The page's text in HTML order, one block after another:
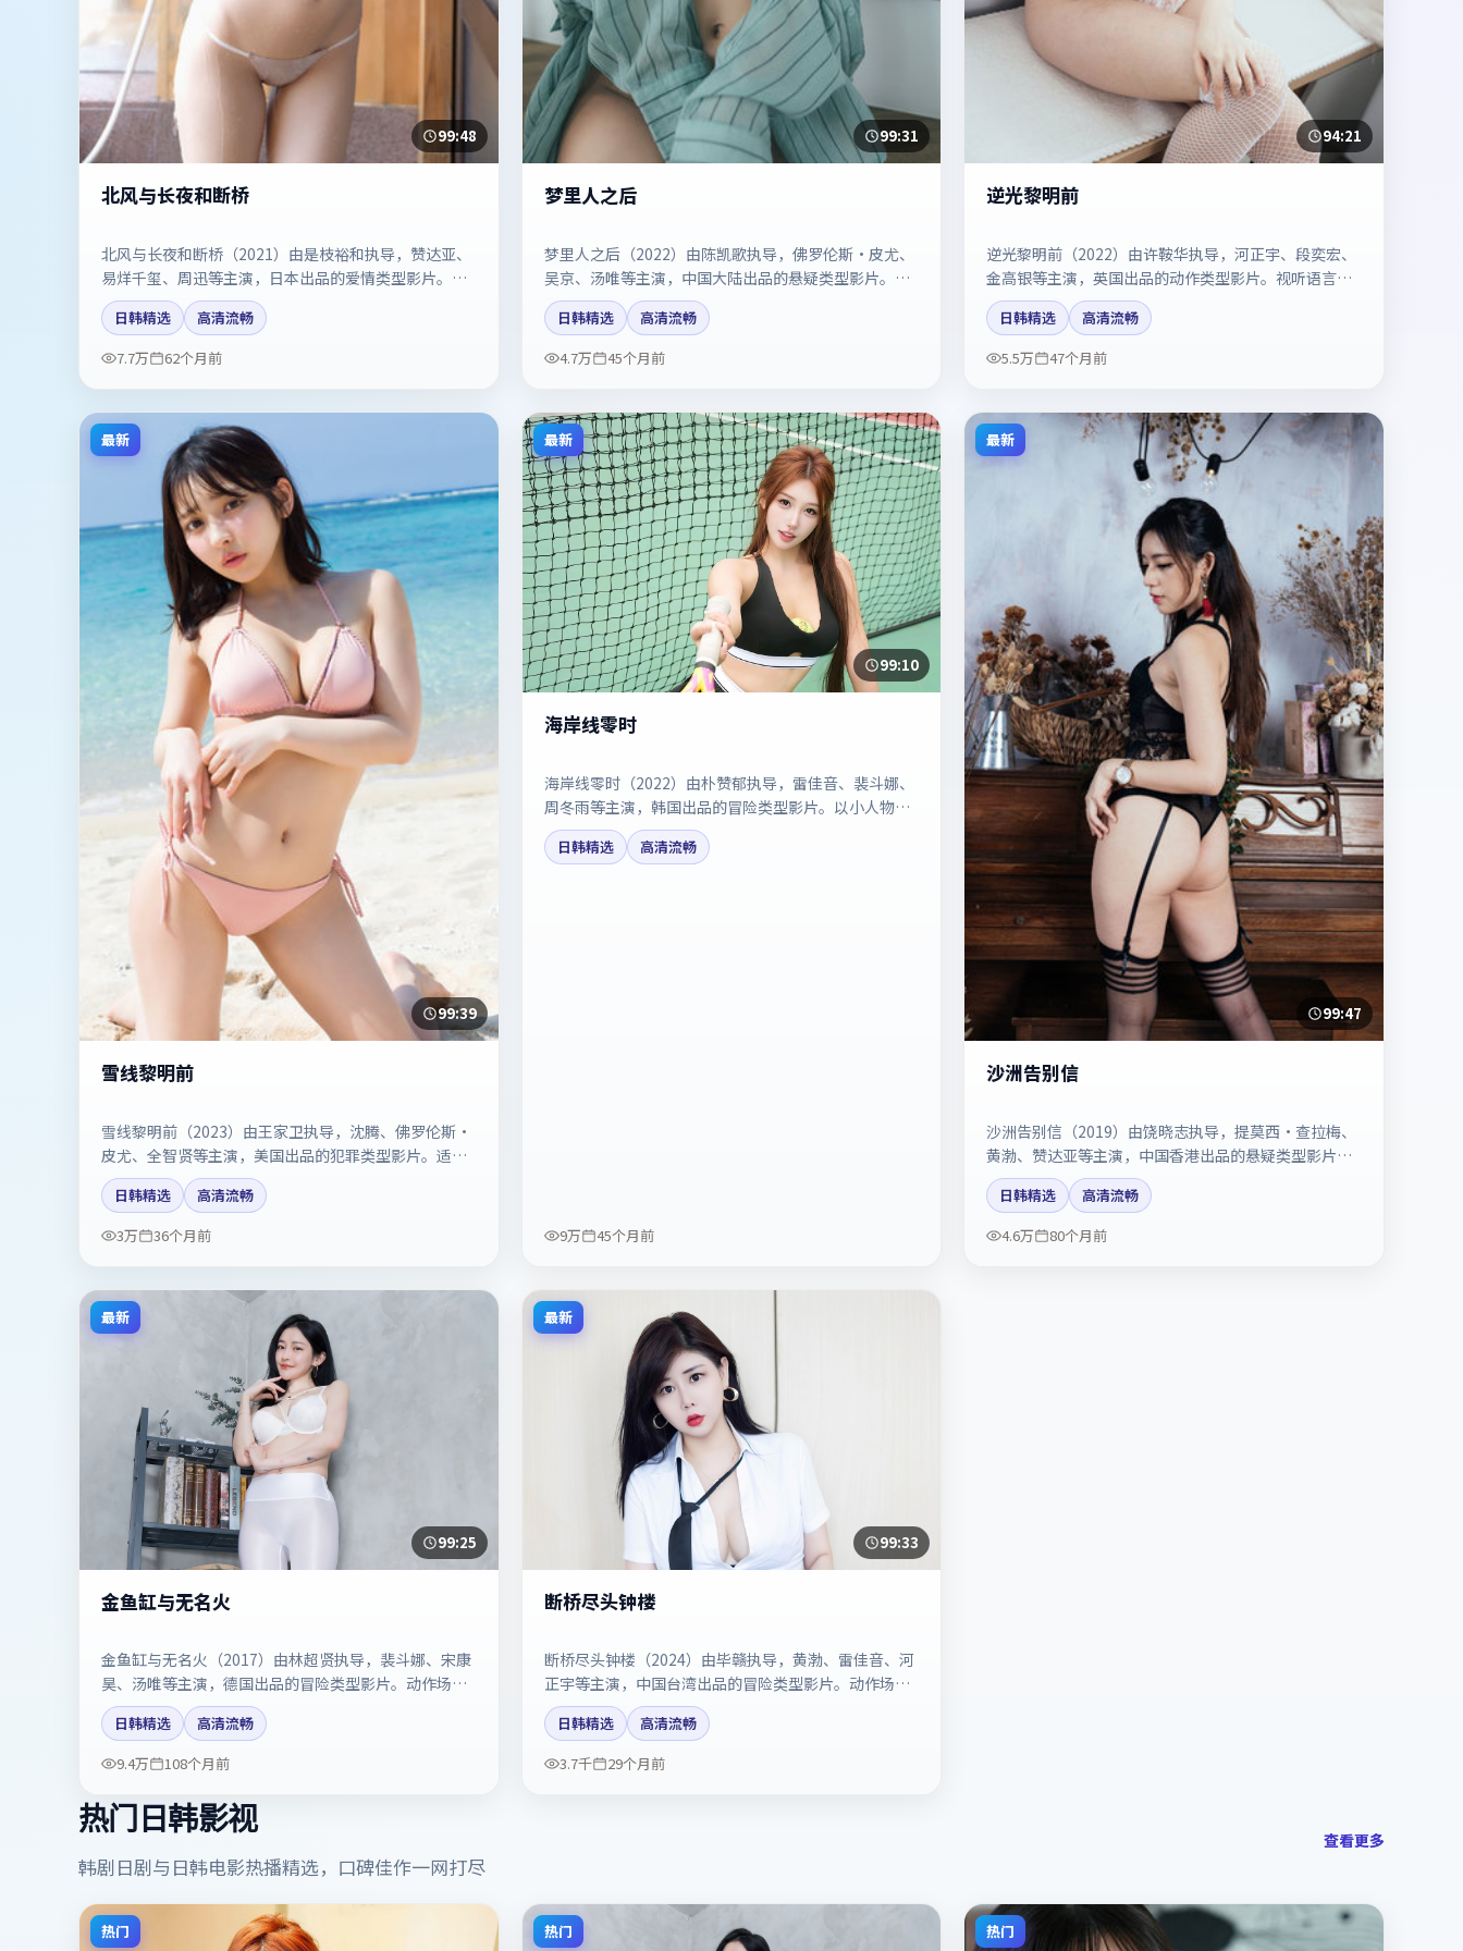
99:48
北风与长夜和断桥
北风与长夜和断桥（2021）由是枝裕和执导，赞达亚、
易烊千玺、周迅等主演，日本出品的爱情类型影片。双
线叙事把悬念保持到最后一刻。剧情简介与主创信息可
供检索参考，上映日期以片方资料为准。
日韩精选
高清流畅
7.7万
62个月前
99:31
梦里人之后
梦里人之后（2022）由陈凯歌执导，佛罗伦斯·皮尤、
吴京、汤唯等主演，中国大陆出品的悬疑类型影片。镜
头克制却充满张力，人物弧光完整。剧情简介与主创信
息可供检索参考，上映日期以片方资料为准。
日韩精选
高清流畅
4.7万
45个月前
94:21
逆光黎明前
逆光黎明前（2022）由许鞍华执导，河正宇、段奕宏、
金高银等主演，英国出品的动作类型影片。视听语言成
熟，具备院线质感。剧情简介与主创信息可供检索参
考，上映日期以片方资料为准。
日韩精选
高清流畅
5.5万
47个月前
最新
99:39
雪线黎明前
雪线黎明前（2023）由王家卫执导，沈腾、佛罗伦斯·
皮尤、全智贤等主演，美国出品的犯罪类型影片。适合
喜欢强情节与反转的观众。剧情简介与主创信息可供检
索参考，上映日期以片方资料为准。
日韩精选
高清流畅
3万
36个月前
最新
99:10
海岸线零时
海岸线零时（2022）由朴赞郁执导，雷佳音、裴斗娜、
周冬雨等主演，韩国出品的冒险类型影片。以小人物视
角折射时代切片。剧情简介与主创信息可供检索参考，
上映日期以片方资料为准。
日韩精选 高清流畅
9万 45个月前
最新
99:47
沙洲告别信
沙洲告别信（2019）由饶晓志执导，提莫西·查拉梅、
黄渤、赞达亚等主演，中国香港出品的悬疑类型影片。
配乐与剪辑强化了宿命感。剧情简介与主创信息可供检
索参考，上映日期以片方资料为准。
日韩精选
高清流畅
4.6万
80个月前
最新
99:25
金鱼缸与无名火
金鱼缸与无名火（2017）由林超贤执导，裴斗娜、宋康
昊、汤唯等主演，德国出品的冒险类型影片。动作场面
与情感戏比例拿捏得当。剧情简介与主创信息可供检索
参考，上映日期以片方资料为准。
日韩精选
高清流畅
9.4万
108个月前
最新
99:33
断桥尽头钟楼
断桥尽头钟楼（2024）由毕赣执导，黄渤、雷佳音、河
正宇等主演，中国台湾出品的冒险类型影片。动作场面
与情感戏比例拿捏得当。剧情简介与主创信息可供检索
参考，上映日期以片方资料为准。
日韩精选
高清流畅
3.7千
29个月前
热门日韩影视
韩剧日剧与日韩电影热播精选，口碑佳作一网打尽
查看更多
热门 热门 热门